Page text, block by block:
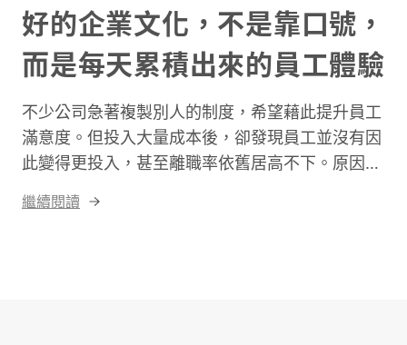
好的企業文化，不是靠口號，
而是每天累積出來的員工體驗
不少公司急著複製別人的制度，希望藉此提升員工
滿意度。但投入大量成本後，卻發現員工並沒有因
此變得更投入，甚至離職率依舊居高不下。原因很
背後的管理理念。真正決定員工體驗的，不是企業
繼續閱讀